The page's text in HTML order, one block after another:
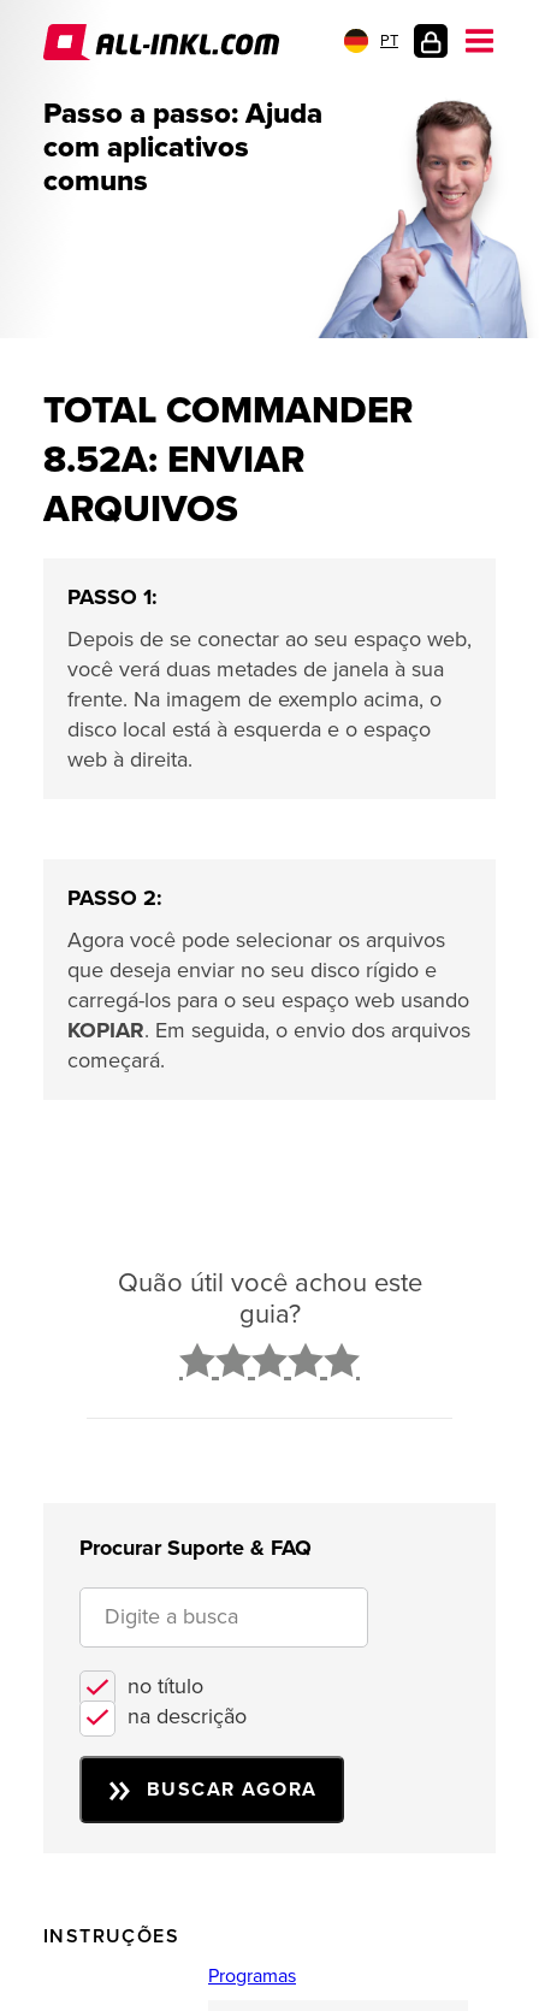
PT
DO
CLIENTE
Passo a passo: Ajuda
com aplicativos
comuns
TOTAL COMMANDER
8.52A: ENVIAR
ARQUIVOS
PASSO 1:
Depois de se conectar ao seu espaço web,
você verá duas metades de janela à sua
frente. Na imagem de exemplo acima, o
disco local está à esquerda e o espaço
web à direita.
PASSO 2:
Agora você pode selecionar os arquivos
que deseja enviar no seu disco rígido e
carregá-los para o seu espaço web usando
KOPIAR. Em seguida, o envio dos arquivos
começará.
Quão útil você achou este
guia?
Procurar Suporte & FAQ
no título
na descrição
BUSCAR AGORA
INSTRUÇÕES
Programas